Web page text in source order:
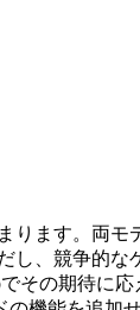
ります。両
し、競争的な
でその期待に